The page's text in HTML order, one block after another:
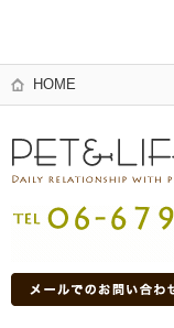
HOME